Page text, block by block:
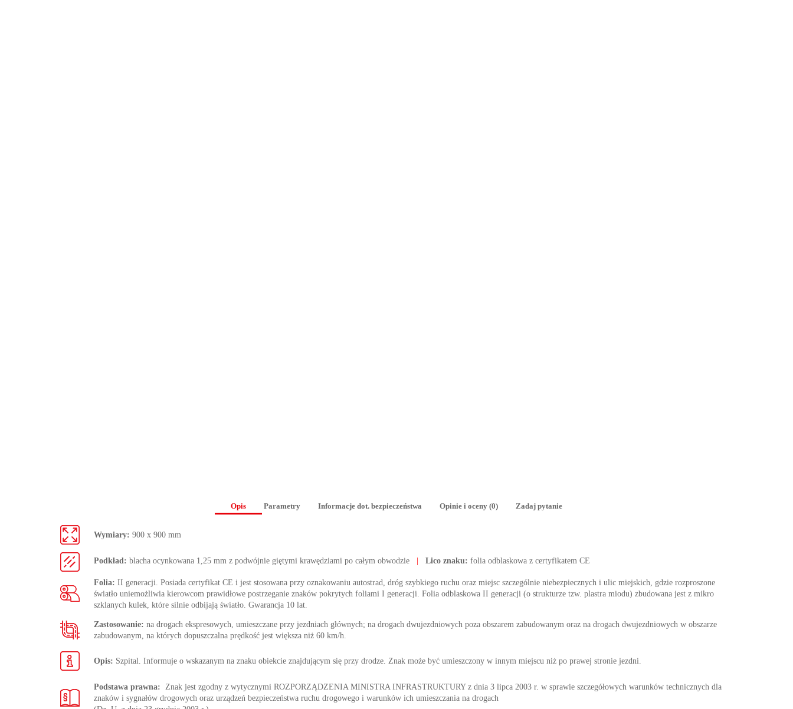
Opis Parametry Informacje dot. bezpieczeństwa Opinie i oceny (0) Zadaj pytanie
Wymiary: 900 x 900 mm
Podkład: blacha ocynkowana 1,25 mm z podwójnie giętymi krawędziami po całym obwodzie Lico znaku: folia odblaskowa z certyfikatem CE
Folia: II generacji. Posiada certyfikat CE i jest stosowana przy oznakowaniu autostrad, dróg szybkiego ruchu oraz miejsc szczególnie niebezpiecznych i ulic miejskich, gdzie rozproszone
światło uniemożliwia kierowcom prawidłowe postrzeganie znaków pokrytych foliami I generacji. Folia odblaskowa II generacji (o strukturze tzw. plastra miodu) zbudowana jest z mikro
szklanych kulek, które silnie odbijają światło. Gwarancja 10 lat.
Zastosowanie: na drogach ekspresowych, umieszczane przy jezdniach głównych; na drogach dwujezdniowych poza obszarem zabudowanym oraz na drogach dwujezdniowych w obszarze
zabudowanym, na których dopuszczalna prędkość jest większa niż 60 km/h.
Opis: Szpital. Informuje o wskazanym na znaku obiekcie znajdującym się przy drodze. Znak może być umieszczony w innym miejscu niż po prawej stronie jezdni.
Podstawa prawna: Znak jest zgodny z wytycznymi ROZPORZĄDZENIA MINISTRA INFRASTRUKTURY z dnia 3 lipca 2003 r. w sprawie szczegółowych warunków technicznych dla
znaków i sygnałów drogowych oraz urządzeń bezpieczeństwa ruchu drogowego i warunków ich umieszczania na drogach